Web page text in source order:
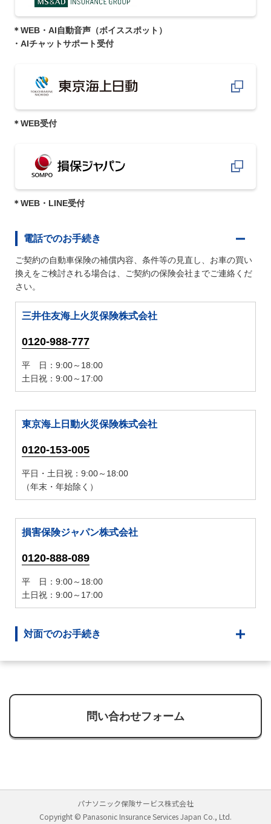
＊WEB・AI自動音声（ボイススポット）
・AIチャットサポート受付
＊WEB受付
＊WEB・LINE受付
電話でのお手続き
ご契約の自動車保険の補償内容、条件等の見直し、お車の買い
換えをご検討される場合は、ご契約の保険会社までご連絡くだ
さい。
三井住友海上火災保険株式会社
0120-988-777
平 日：9:00～18:00
土日祝：9:00～17:00
東京海上日動火災保険株式会社
0120-153-005
平日・土日祝：9:00～18:00
（年末・年始除く）
損害保険ジャパン株式会社
0120-888-089
平 日：9:00～18:00
土日祝：9:00～17:00
対面でのお手続き
問い合わせフォーム
パナソニック保険サービス株式会社
Copyright © Panasonic Insurance Services Japan Co., Ltd.